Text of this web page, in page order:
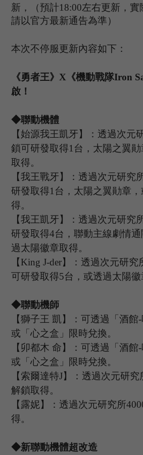
新，（預計1 8:00左右更新，實
請以官方最新通告為準）
本次不停服更新內容如下：
《勇者王》 X《機動戰隊Iron
啟！
◆聯動機體
【始源我王凱牙】：透過次元
鎖可研發取得1台 ，太陽之翼
取得。
【我王戰牙】：透過次元研究
研發取得1台 ，太陽之翼勛章
得。
【我王凱牙】：透過次元研究
研發取得4台 ，聯動主線劇情
過太陽徽章取得。
【King J-der】：透過次元研究
可研發取得5台 ，或透過太陽
◆聯動機師
【獅子王 凱】：可透過「酒館
或「心之盒」限時兌換。
【卯都木 命】：可透過「酒館
或「心之盒」限時兌換。
【索爾達特J】：透過次元研究
解鎖取得。
【露妮】：透過次元研究所
得。
◆新聯動機體超改造